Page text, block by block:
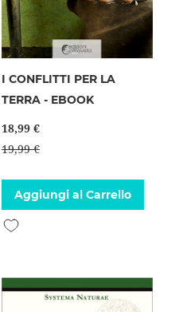
I CONFLITTI PER LA
TERRA - EBOOK
18,99 €
19,99 €
Aggiungi al Carrello
Aggiungi alla lista desideri